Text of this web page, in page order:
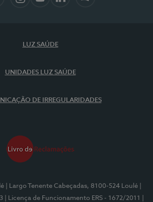
LUZ SAÚDE
UNIDADES LUZ SAÚDE
DE IRREGULARIDADES
| Largo Tenente Cabeçadas, 8100-524 Loulé
| Licença de Funcionamento ERS - 1672/2011